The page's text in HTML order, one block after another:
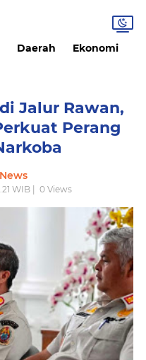
Daerah Ekonomi
Jalur Rawan,
Perang
WIB | 0Views